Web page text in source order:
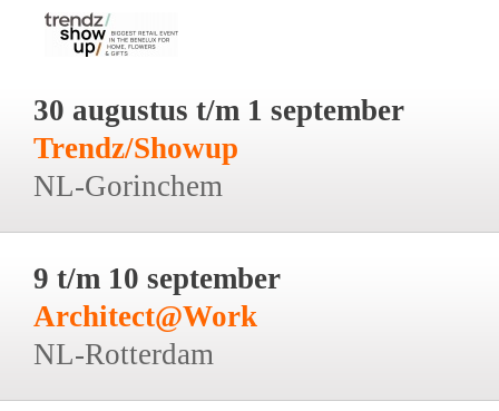
30 augustus t/m 1 september
Trendz/Showup
NL-Gorinchem
9 t/m 10 september
Architect@Work
NL-Rotterdam